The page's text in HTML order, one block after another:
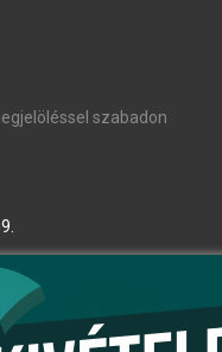
szabadon